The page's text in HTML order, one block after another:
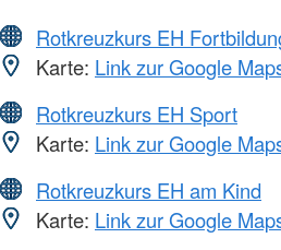
Rotkreuzkurs EH
Karte: Link zur Google
Rotkreuzkurs EH Sport
Karte: Link zur Google
Rotkreuzkurs EH am Kind
Karte: Link zur Google